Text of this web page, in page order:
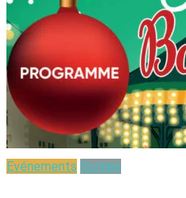
Evénements Sorties